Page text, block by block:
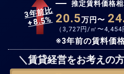
3年前比
+8.5%
推定賃料価格
20.5万円〜
（ 3,727 円/㎡〜4,454
※3年前の賃料価
＼賃貸経営をお考えの方
無料査定